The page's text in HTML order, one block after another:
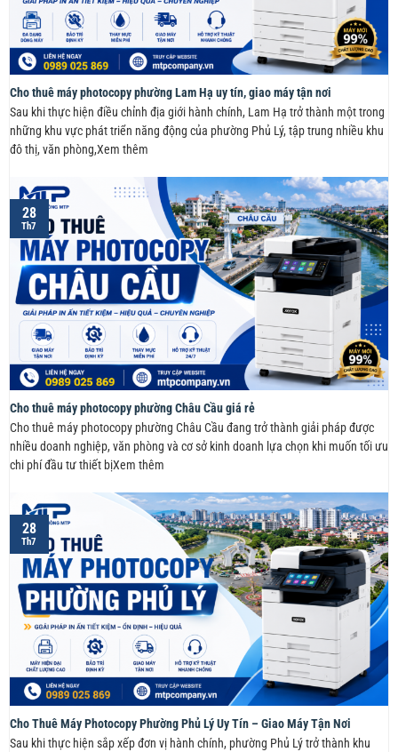
Cho thuê máy photocopy phường Lam Hạ uy tín, giao máy tận nơi
Sau khi thực hiện điều chỉnh địa giới hành chính, Lam Hạ trở thành một trong
những khu vực phát triển năng động của phường Phủ Lý, tập trung nhiều khu
đô thị, văn phòng,Xem thêm
Cho thuê máy photocopy phường Châu Cầu giá rẻ
Cho thuê máy photocopy phường Châu Cầu đang trở thành giải pháp được
nhiều doanh nghiệp, văn phòng và cơ sở kinh doanh lựa chọn khi muốn tối ưu
chi phí đầu tư thiết bịXem thêm
28
Th7
Cho Thuê Máy Photocopy Phường Phủ Lý Uy Tín – Giao Máy Tận Nơi
Sau khi thực hiện sắp xếp đơn vị hành chính, phường Phủ Lý trở thành khu
28
Th7